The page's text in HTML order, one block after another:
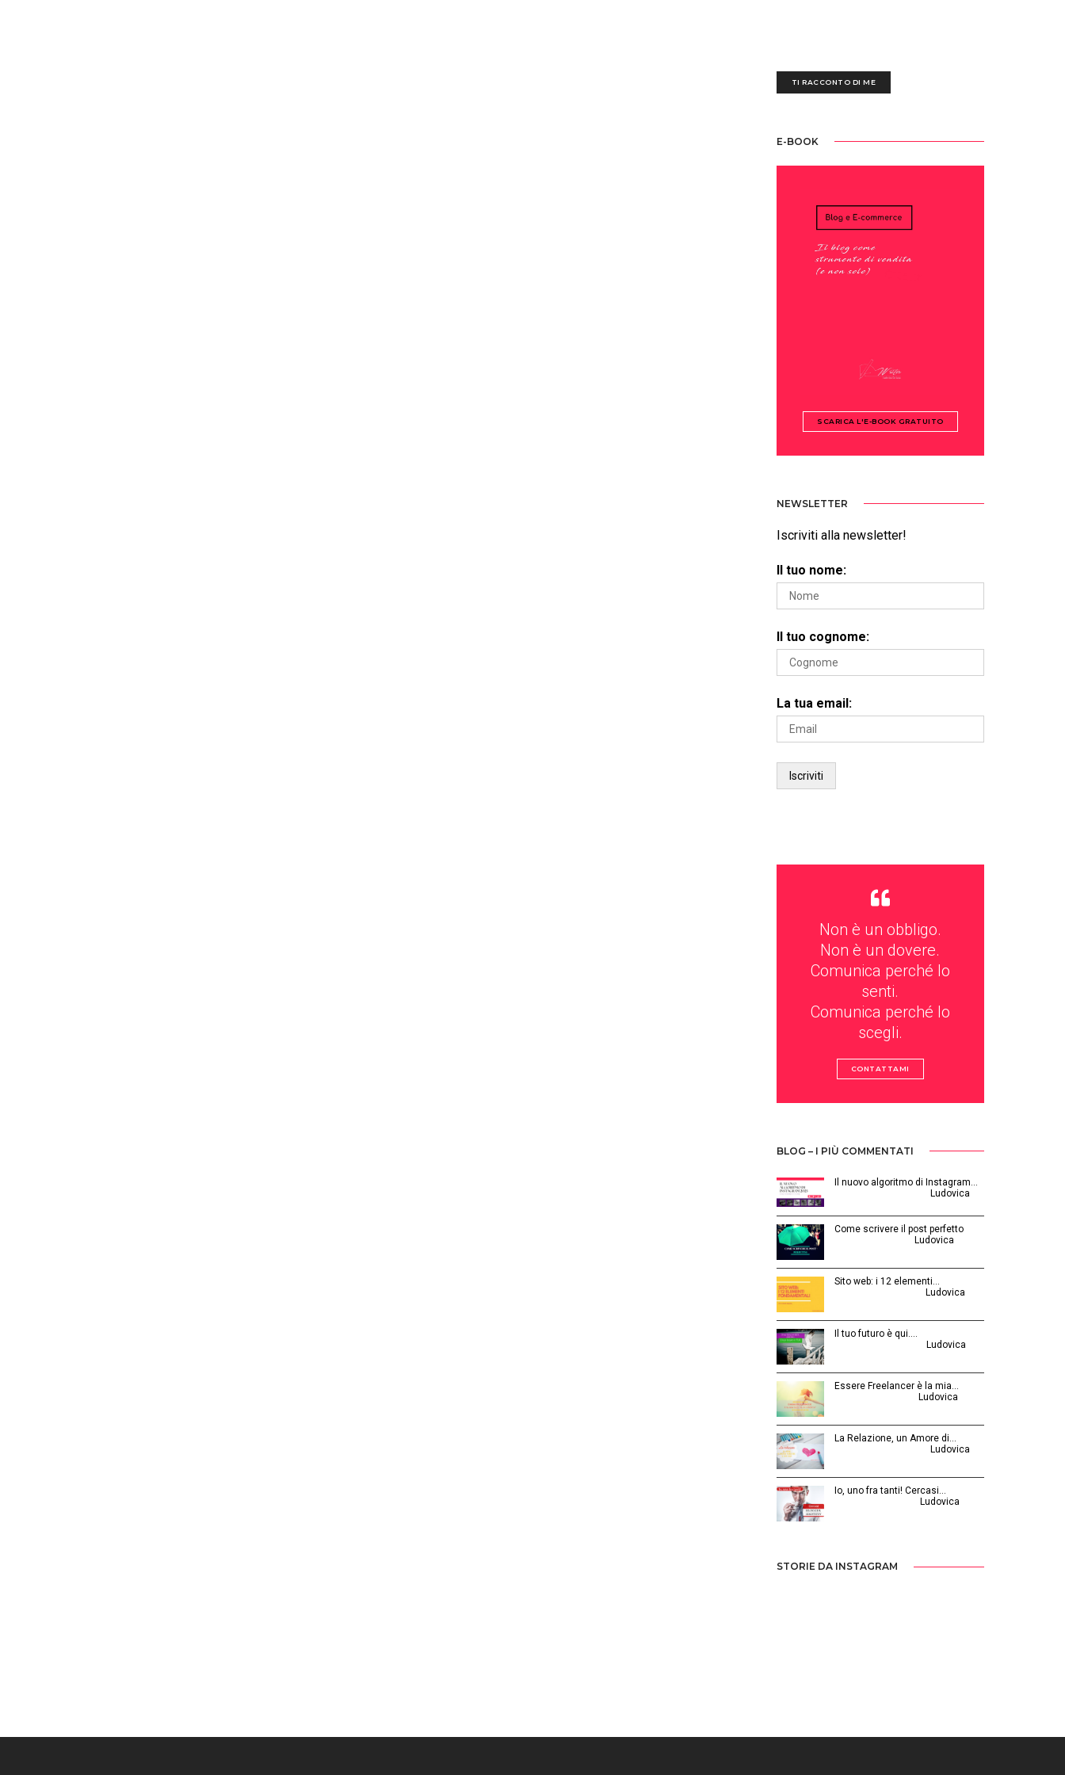
TI RACCONTO DI ME
E-BOOK
SCARICA L'E-BOOK GRATUITO
NEWSLETTER
Iscriviti alla newsletter!
Il tuo nome:
Il tuo cognome:
La tua email:
Non è un obbligo.
Non è un dovere.
Comunica perché lo
senti.
Comunica perché lo
scegli.
CONTATTAMI
BLOG – I PIÙ COMMENTATI
Il nuovo algoritmo di Instagram…
Ludovica
Come scrivere il post perfetto
Ludovica
Sito web: i 12 elementi…
Ludovica
Il tuo futuro è qui.…
Ludovica
Essere Freelancer è la mia…
Ludovica
La Relazione, un Amore di…
Ludovica
Io, uno fra tanti! Cercasi…
Ludovica
STORIE DA INSTAGRAM